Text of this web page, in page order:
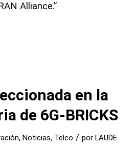
Alliance.”
en la
de 6G-BRICKS
, Noticias, Telco / por LAUDE